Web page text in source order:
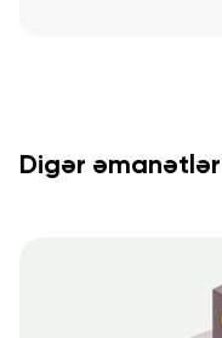
Digər əmanətlər